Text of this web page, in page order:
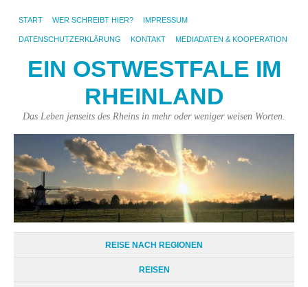
START WER SCHREIBT HIER? IMPRESSUM
DATENSCHUTZERKLÄRUNG KONTAKT MEDIADATEN & KOOPERATION
EIN OSTWESTFALE IM
RHEINLAND
Das Leben jenseits des Rheins in mehr oder weniger weisen Worten.
REISE NACH REGIONEN
REISEN